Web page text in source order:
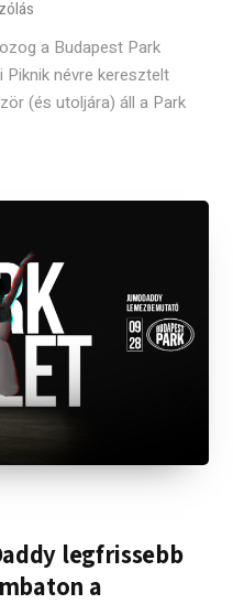
a Budapest Park
névre keresztelt
(és utoljára) áll a Park
legfrissebb
a